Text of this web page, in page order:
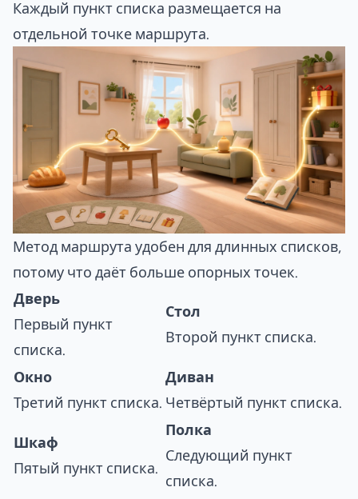
Каждый пункт списка размещается на
отдельной точке маршрута.
Метод маршрута удобен для длинных списков,
потому что даёт больше опорных точек.
Дверь
Первый пункт
списка.
Стол
Второй пункт списка.
Окно
Третий пункт списка.
Диван
Четвёртый пункт списка.
Шкаф
Пятый пункт списка.
Полка
Следующий пункт
списка.